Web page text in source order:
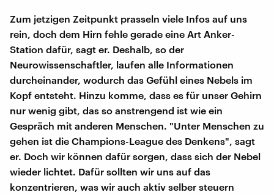
Zum jetzigen Zeitpunkt prasseln viele Infos auf uns
rein, doch dem Hirn fehle gerade eine Art Anker-
Station dafür, sagt er. Deshalb, so der
Neurowissenschaftler, laufen alle Informationen
durcheinander, wodurch das Gefühl eines Nebels im
Kopf entsteht. Hinzu komme, dass es für unser Gehirn
nur wenig gibt, das so anstrengend ist wie ein
Gespräch mit anderen Menschen. "Unter Menschen zu
gehen ist die Champions-League des Denkens", sagt
er. Doch wir können dafür sorgen, dass sich der Nebel
wieder lichtet. Dafür sollten wir uns auf das
konzentrieren, was wir auch aktiv selber steuern